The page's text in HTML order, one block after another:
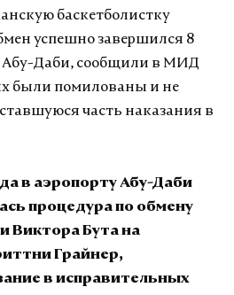
баскетболистку
успешно завершился 8
Абу-Даби, сообщили в МИД
были помилованы и не
часть наказания в
в аэропорту Абу-Даби
процедура по обмену
Виктора Бута на
Грайнер,
в исправительных